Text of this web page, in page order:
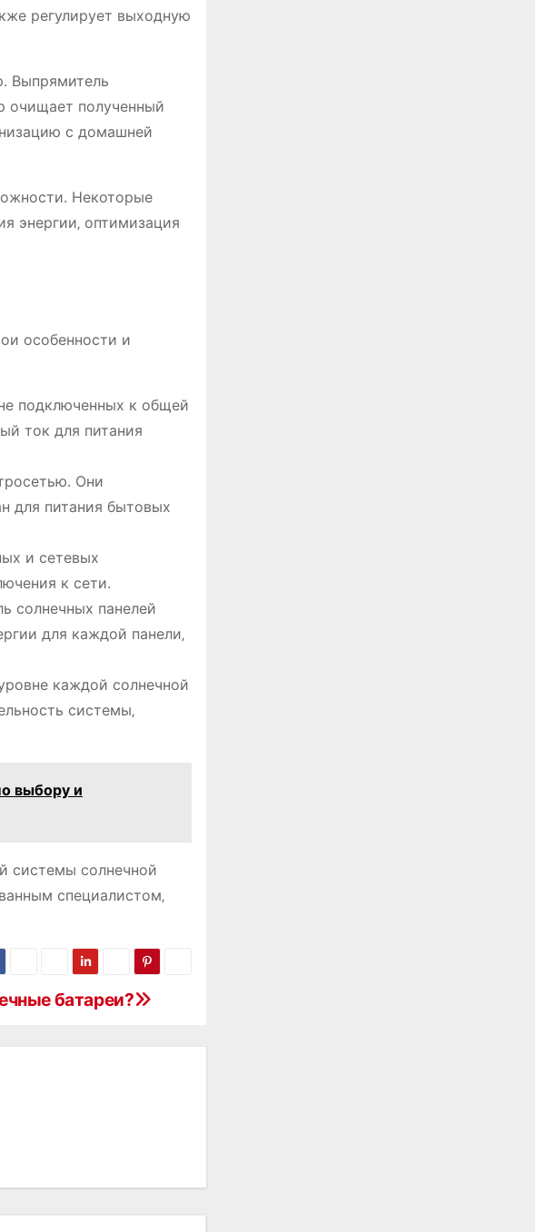
регулирует выходную
Выпрямитель
очищает полученный
с домашней
Некоторые
энергии‚ оптимизация
особенности и
подключенных к общей
ток для питания
Они
для питания бытовых
и сетевых
к сети.
солнечных панелей
для каждой панели‚
каждой солнечной
системы‚
выбору и
системы солнечной
специалистом‚
батареи?